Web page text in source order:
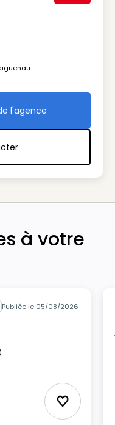
les offres de l'agence
l'agence
contacter
à votre
Publiée le 05/08/2026
Ajouter